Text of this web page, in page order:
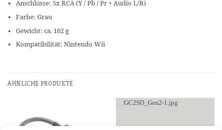
Anschlüsse: 5x RCA (Y / Pb / Pr + Audio L/R)
Farbe: Grau
Gewicht: ca. 162 g
Kompatibilität: Nintendo Wii
ÄHNLICHE PRODUKTE